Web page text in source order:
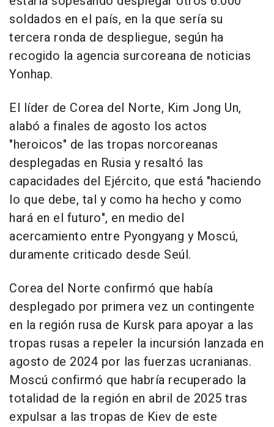
soldados en el país, en la que sería su
tercera ronda de despliegue, según ha
recogido la agencia surcoreana de noticias
Yonhap.
El líder de Corea del Norte, Kim Jong Un,
alabó a finales de agosto los actos
"heroicos" de las tropas norcoreanas
desplegadas en Rusia y resaltó las
capacidades del Ejército, que está "haciendo
lo que debe, tal y como ha hecho y como
hará en el futuro", en medio del
acercamiento entre Pyongyang y Moscú,
duramente criticado desde Seúl.
Corea del Norte confirmó que había
desplegado por primera vez un contingente
en la región rusa de Kursk para apoyar a las
tropas rusas a repeler la incursión lanzada en
agosto de 2024 por las fuerzas ucranianas.
Moscú confirmó que habría recuperado la
totalidad de la región en abril de 2025 tras
expulsar a las tropas de Kiev de este